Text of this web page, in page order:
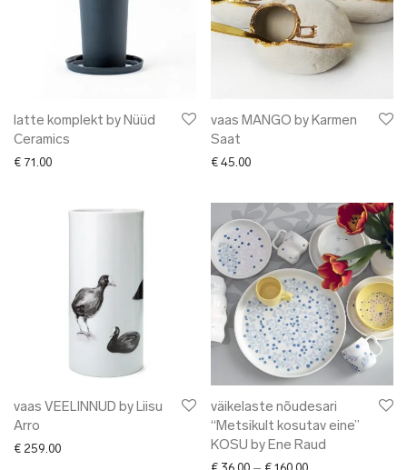
latte komplekt by Nüüd
Ceramics
€ 71.00
vaas MANGO by Karmen
Saat
€ 45.00
vaas VEELINNUD by Liisu
Arro
€ 259.00
väikelaste nõudesari
“Metsikult kosutav eine”
KOSU by Ene Raud